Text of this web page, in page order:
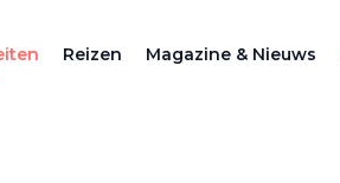
Reizen Magazine & Nieuws